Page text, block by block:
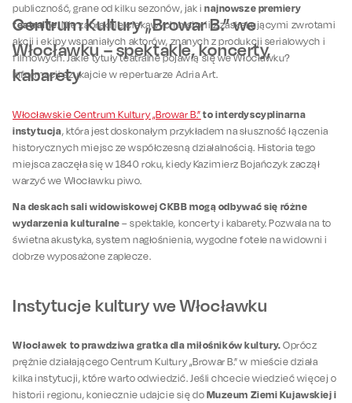
publiczność, grane od kilku sezonów, jak inajnowsze premiery
teatralne. Nie zabraknie ciekawych historii z zaskakującymi zwrotami
akcji i ekipy wspaniałych aktorów, znanych z produkcji serialowych i
filmowych. Jakie tytuły teatralne pojawią się we Włocławku?
Informacji szukajcie w repertuarze Adria Art.
Centrum Kultury „Browar B.” we
Włocławku – spektakle, koncerty,
kabarety
Włocławskie Centrum Kultury „Browar B.” to interdyscyplinarna
instytucja, która jest doskonałym przykładem na słuszność łączenia
historycznych miejsc ze współczesną działalnością. Historia tego
miejsca zaczęła się w 1840 roku, kiedy Kazimierz Bojańczyk zaczął
warzyć we Włocławku piwo.
Na deskach sali widowiskowej CKBB mogą odbywać się różne
wydarzenia kulturalne – spektakle, koncerty i kabarety. Pozwala na to
świetna akustyka, system nagłośnienia, wygodne fotele na widowni i
dobrze wyposażone zaplecze.
Instytucje kultury we Włocławku
Włocławek to prawdziwa gratka dla miłośników kultury. Oprócz
prężnie działającego Centrum Kultury „Browar B.” w mieście działa
kilka instytucji, które warto odwiedzić. Jeśli chcecie wiedzieć więcej o
historii regionu, koniecznie udajcie się do Muzeum Ziemi Kujawskiej i